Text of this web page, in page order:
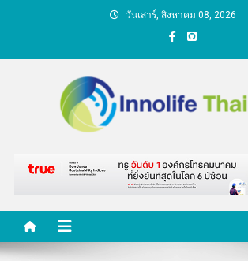
วันเสาร์, สิงหาคม 08, 2026
คนกับความคิด
นวัตกรรม